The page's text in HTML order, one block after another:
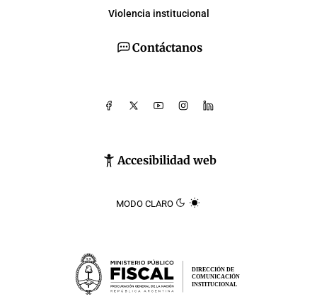
Contáctanos
Accesibilidad web
MODO CLARO
Violencia institucional
DIRECCIÓN DE
COMUNICACIÓN
INSTITUCIONAL